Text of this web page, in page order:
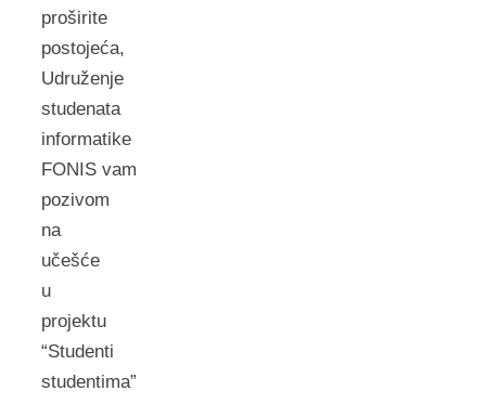
proširite
postojeća,
Udruženje
studenata
informatike
FONIS vam
pozivom
na
učešće
u
projektu
“Studenti
studentima”